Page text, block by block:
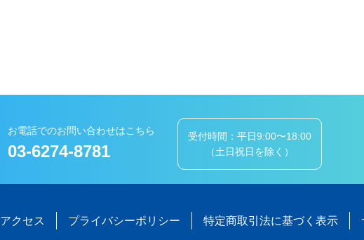
お電話でのお問い合わせはこちら
03-6274-8781
受付時間：平日9:00〜18:00
（土日祝日を除く）
アクセス プライバシーポリシー 特定商取引法に基づく表示